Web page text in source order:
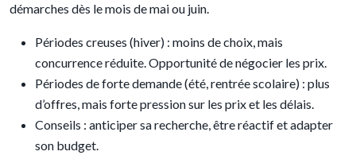
démarches dès le mois de mai ou juin.
Périodes creuses (hiver) : moins de choix, mais
concurrence réduite. Opportunité de négocier les prix.
Périodes de forte demande (été, rentrée scolaire) : plus
d’offres, mais forte pression sur les prix et les délais.
Conseils : anticiper sa recherche, être réactif et adapter
son budget.